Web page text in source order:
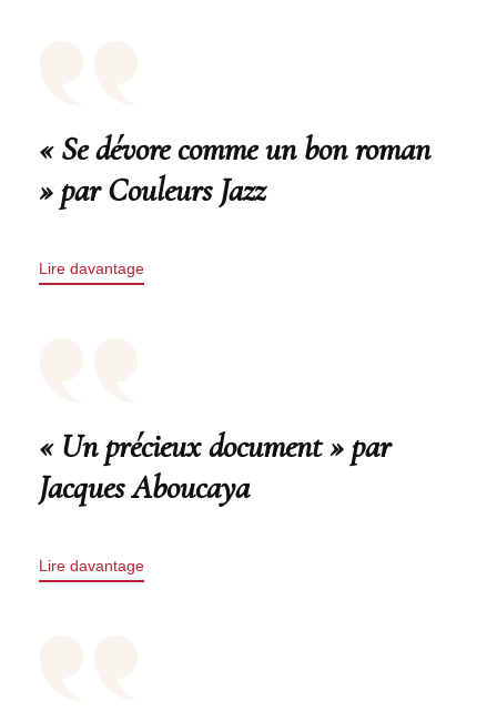
« Se dévore comme un bon roman
» par Couleurs Jazz
Lire davantage
« Un précieux document » par
Jacques Aboucaya
Lire davantage